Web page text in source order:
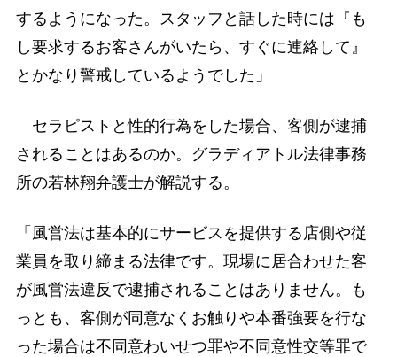
するようになった。スタッフと話した時には『も
し要求するお客さんがいたら、すぐに連絡して』
とかなり警戒しているようでした」
セラピストと性的行為をした場合、客側が逮捕
されることはあるのか。グラディアトル法律事務
所の若林翔弁護士が解説する。
「風営法は基本的にサービスを提供する店側や従
業員を取り締まる法律です。現場に居合わせた客
が風営法違反で逮捕されることはありません。も
っとも、客側が同意なくお触りや本番強要を行な
った場合は不同意わいせつ罪や不同意性交等罪で